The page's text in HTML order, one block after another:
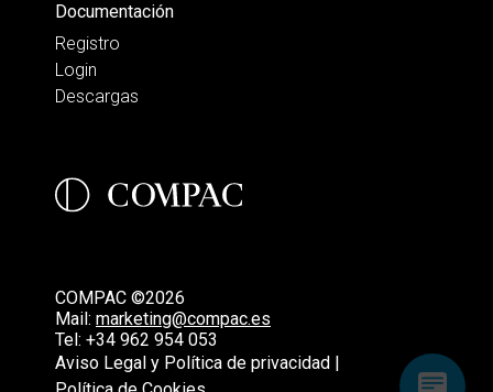
Documentación
Registro
Login
Descargas
COMPAC ©2026
Mail: marketing@compac.es
Tel: +34 962 954 053
Aviso Legal y Política de privacidad |